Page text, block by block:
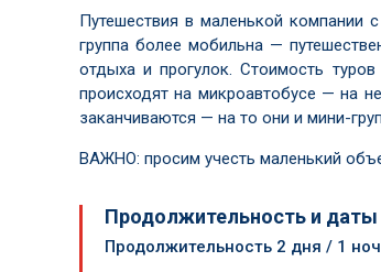
Путешествия в маленькой компании
группа более мобильна —
отдыха и прогулок. Стоимость
происходят на микроавтобусе — на
заканчиваются — на то они и мини-
ВАЖНО: просим учесть маленький
Продолжительность и даты
Продолжительность 2 дня / 1